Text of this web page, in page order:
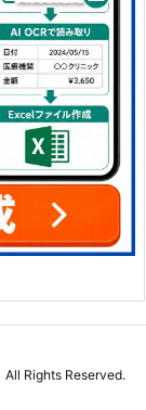
All Rights Reserved.